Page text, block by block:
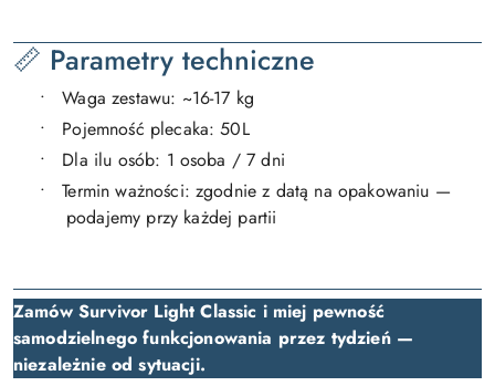
📏 Parametry techniczne
•
Waga zestawu: ~16-17 kg
•
Pojemność plecaka: 50L
•
Dla ilu osób: 1 osoba / 7 dni
•
Termin ważności: zgodnie z datą na opakowaniu —
podajemy przy każdej partii
Zamów Survivor Light Classic i miej pewność
samodzielnego funkcjonowania przez tydzień —
niezależnie od sytuacji.